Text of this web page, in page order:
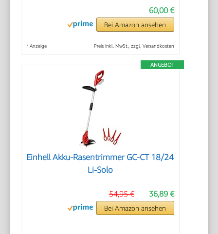
60,00 €
Bei Amazon ansehen
* Anzeige Preis inkl. MwSt., zzgl. Versandkosten
ANGEBOT
Einhell Akku-Rasentrimmer GC-CT 18/24
Li-Solo
36,89 €
54,95 €
Bei Amazon ansehen